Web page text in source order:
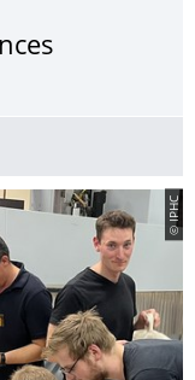
© IPHC